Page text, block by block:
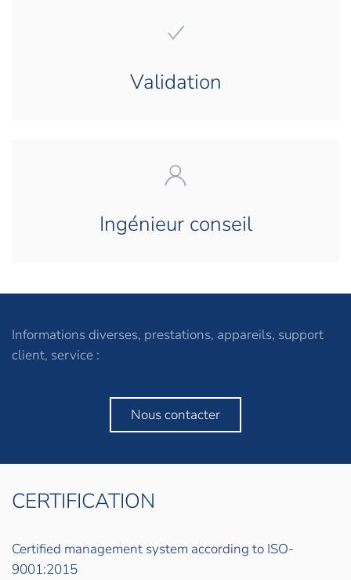
Validation
Ingénieur conseil
Informations diverses, prestations, appareils, support
client, service :
Nous contacter
CERTIFICATION
Certified management system according to ISO-
9001:2015